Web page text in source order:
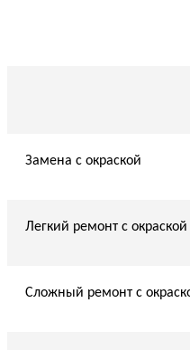
Замена с окраской
Легкий ремонт с окраской
Сложный ремонт с